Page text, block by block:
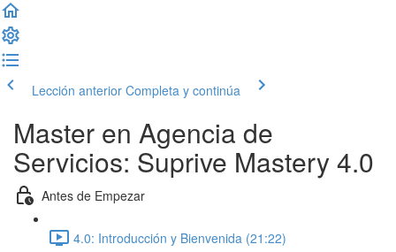
Lección anterior Completa y continúa
Master en Agencia de
Servicios: Suprive Mastery 4.0
Antes de Empezar
4.0: Introducción y Bienvenida (21:22)